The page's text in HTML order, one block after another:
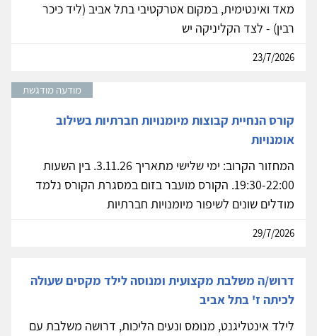
מאד ואינטימית, במקום אטרקטיבי בתל אביב (ליד כיכר
רבין) - לצד הקליניקה יש
23/7/2026
מודעה מודגשת
קורס הנחיית קבוצות מיומנויות חברתיות בשילוב
אומנויות
המחזור הקרוב: ימי שלישי מתאריך 3.11.26. בין השעות
19:30-22:00. הקורס מועבר בזום במסגרת הקורס נלמד
מודלים שונים לשיפור מיומנויות חברתיות
29/7/2026
דרוש/ה משלבת מקצועית ומנוסה לילד מקסים שעולה
לכיתה ז' בתל אביב
לילד אינטליגנט, מנומס ונעים הליכות, דרושה משלבת עם